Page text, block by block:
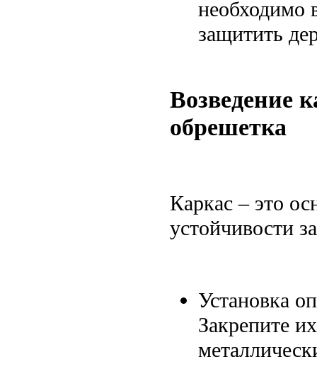
необходимо
защитить
Возведение
обрешетка
Каркас – это
устойчивости
Установка
Закрепите